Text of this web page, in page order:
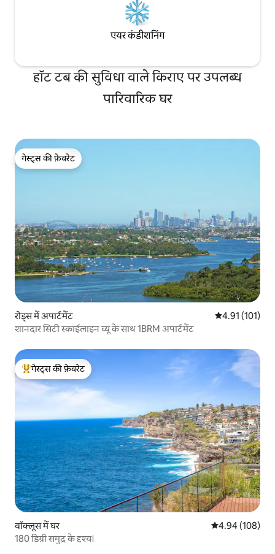
एयर कंडीशनिंग
हॉट टब की सुविधा वाले किराए पर उपलब्ध
पारिवारिक घर
गेस्ट्स की फ़ेवरेट
गेस्ट्स की फ़ेवरेट
रोड्स में अपार्टमेंट औसत रेटिंग 5 में से
4.91 (101)
शानदार सिटी स्काईलाइन व्यू के साथ 1BRM अपार्टमेंट
गेस्ट्स का टॉप फ़ेवरेट
गेस्ट्स की फ़ेवरेट
वॉक्लूस में घर औसत रेटिंग 5 में से
4.94 (108)
180 डिग्री समुद्र के दृश्य।